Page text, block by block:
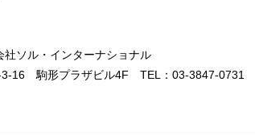
ソル・インターナショナル
16 駒形プラザビル4F TEL：03-3847-0731